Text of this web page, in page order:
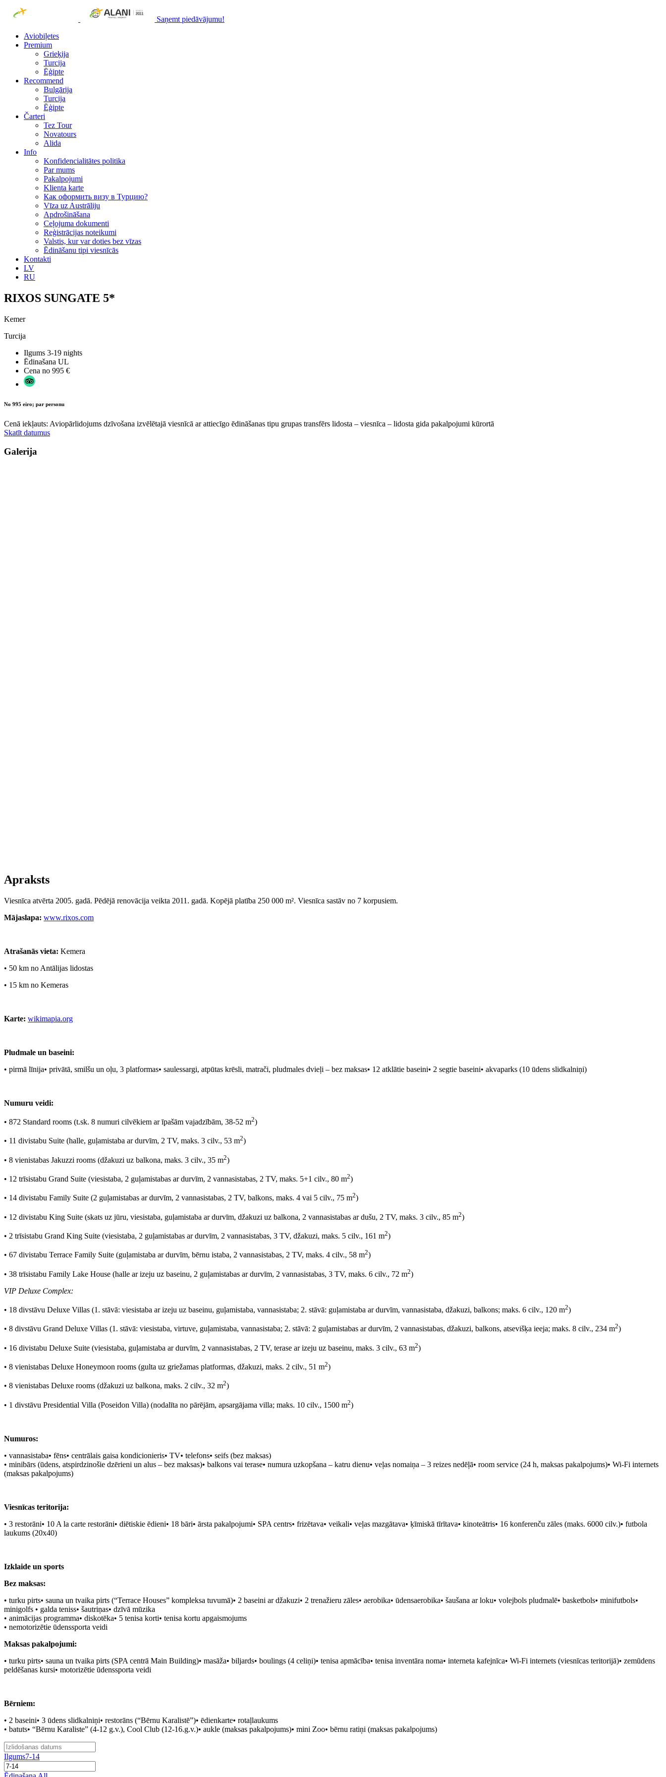
Saņemt piedāvājumu!
Aviobiļetes
Premium
Grieķija
Turcija
Ēģipte
Recommend
Bulgārija
Turcija
Ēģipte
Čarteri
Tez Tour
Novatours
Alida
Info
Konfidencialitātes politika
Par mums
Рakalpojumi
Klienta karte
Как оформить визу в Турцию?
Vīza uz Austrāliju
Apdrošināšana
Ceļojuma dokumenti
Reģistrācijas noteikumi
Valstis, kur var doties bez vīzas
Ēdināšanu tipi viesnīcās
Kontakti
LV
RU
RIXOS SUNGATE 5*
Kemer
Turcija
Ilgums 3-19 nights
Ēdinašana UL
Cena no 995 €
No 995 eiro; par personu
Cenā iekļauts: Aviopārlidojums dzīvošana izvēlētajā viesnīcā ar attiecīgo ēdināšanas tipu grupas transfērs lidosta – viesnīca – lidosta gida pakalpojumi kūrortā
Skatīt datumus
Galerija
Apraksts
Viesnīca atvērta 2005. gadā. Pēdējā renovācija veikta 2011. gadā. Kopējā platība 250 000 m². Viesnīca sastāv no 7 korpusiem.
Mājaslapa: www.rixos.com
Atrašanās vieta: Kemera
• 50 km no Antālijas lidostas
• 15 km no Kemeras
Karte: wikimapia.org
Pludmale un baseini:
• pirmā līnija• privātā, smilšu un oļu, 3 platformas• saulessargi, atpūtas krēsli, matrači, pludmales dvieļi – bez maksas• 12 atklātie baseini• 2 segtie baseini• akvaparks (10 ūdens slidkalniņi)
Numuru veidi:
• 872 Standard rooms (t.sk. 8 numuri cilvēkiem ar īpašām vajadzībām, 38-52 m2)
• 11 divistabu Suite (halle, guļamistaba ar durvīm, 2 TV, maks. 3 cilv., 53 m2)
• 8 vienistabas Jakuzzi rooms (džakuzi uz balkona, maks. 3 cilv., 35 m2)
• 12 trīsistabu Grand Suite (viesistaba, 2 guļamistabas ar durvīm, 2 vannasistabas, 2 TV, maks. 5+1 cilv., 80 m2)
• 14 divistabu Family Suite (2 guļamistabas ar durvīm, 2 vannasistabas, 2 TV, balkons, maks. 4 vai 5 cilv., 75 m2)
• 12 divistabu King Suite (skats uz jūru, viesistaba, guļamistaba ar durvīm, džakuzi uz balkona, 2 vannasistabas ar dušu, 2 TV, maks. 3 cilv., 85 m2)
• 2 trīsistabu Grand King Suite (viesistaba, 2 guļamistabas ar durvīm, 2 vannasistabas, 3 TV, džakuzi, maks. 5 cilv., 161 m2)
• 67 divistabu Terrace Family Suite (guļamistaba ar durvīm, bērnu istaba, 2 vannasistabas, 2 TV, maks. 4 cilv., 58 m2)
• 38 trīsistabu Family Lake House (halle ar izeju uz baseinu, 2 guļamistabas ar durvīm, 2 vannasistabas, 3 TV, maks. 6 cilv., 72 m2)
VIP Deluxe Complex:
• 18 divstāvu Deluxe Villas (1. stāvā: viesistaba ar izeju uz baseinu, guļamistaba, vannasistaba; 2. stāvā: guļamistaba ar durvīm, vannasistaba, džakuzi, balkons; maks. 6 cilv., 120 m2)
• 8 divstāvu Grand Deluxe Villas (1. stāvā: viesistaba, virtuve, guļamistaba, vannasistaba; 2. stāvā: 2 guļamistabas ar durvīm, 2 vannasistabas, džakuzi, balkons, atsevišķa ieeja; maks. 8 cilv., 234 m2)
• 16 divistabu Deluxe Suite (viesistaba, guļamistaba ar durvīm, 2 vannasistabas, 2 TV, terase ar izeju uz baseinu, maks. 3 cilv., 63 m2)
• 8 vienistabas Deluxe Honeymoon rooms (gulta uz griežamas platformas, džakuzi, maks. 2 cilv., 51 m2)
• 8 vienistabas Deluxe rooms (džakuzi uz balkona, maks. 2 cilv., 32 m2)
• 1 divstāvu Presidential Villa (Poseidon Villa) (nodalīta no pārējām, apsargājama villa; maks. 10 cilv., 1500 m2)
Numuros:
• vannasistaba• fēns• centrālais gaisa kondicionieris• TV• telefons• seifs (bez maksas)
• minibārs (ūdens, atspirdzinošie dzērieni un alus – bez maksas)• balkons vai terase• numura uzkopšana – katru dienu• veļas nomaiņa – 3 reizes nedēļā• room service (24 h, maksas pakalpojums)• Wi-Fi internets
(maksas pakalpojums)
Viesnīcas teritorija:
• 3 restorāni• 10 A la carte restorāni• diētiskie ēdieni• 18 bāri• ārsta pakalpojumi• SPA centrs• frizētava• veikali• veļas mazgātava• ķīmiskā tīrītava• kinoteātris• 16 konferenču zāles (maks. 6000 cilv.)• futbola
laukums (20x40)
Izklaide un sports
Bez maksas:
• turku pirts• sauna un tvaika pirts (“Terrace Houses” kompleksa tuvumā)• 2 baseini ar džakuzi• 2 trenažieru zāles• aerobika• ūdensaerobika• šaušana ar loku• volejbols pludmalē• basketbols• minifutbols•
minigolfs • galda teniss• šautriņas• dzīvā mūzika
• animācijas programma• diskotēka• 5 tenisa korti• tenisa kortu apgaismojums
• nemotorizētie ūdenssporta veidi
Maksas pakalpojumi:
• turku pirts• sauna un tvaika pirts (SPA centrā Main Building)• masāža• biljards• boulings (4 celiņi)• tenisa apmācība• tenisa inventāra noma• interneta kafejnīca• Wi-Fi internets (viesnīcas teritorijā)• zemūdens
peldēšanas kursi• motorizētie ūdenssporta veidi
Bērniem:
• 2 baseini• 3 ūdens slidkalniņi• restorāns (“Bērnu Karalistē”)• ēdienkarte• rotaļlaukums
• batuts• “Bērnu Karaliste” (4-12 g.v.), Cool Club (12-16.g.v.)• aukle (maksas pakalpojums)• mini Zoo• bērnu ratiņi (maksas pakalpojums)
Ilgums7-14